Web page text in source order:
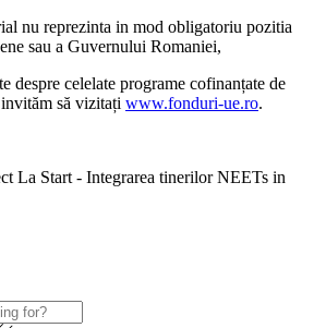
nu reprezinta in mod obligatoriu pozitia
sau a Guvernului Romaniei,
despre celelate programe cofinanțate de
să vizitați www.fonduri-ue.ro.
La Start - Integrarea tinerilor NEETs in